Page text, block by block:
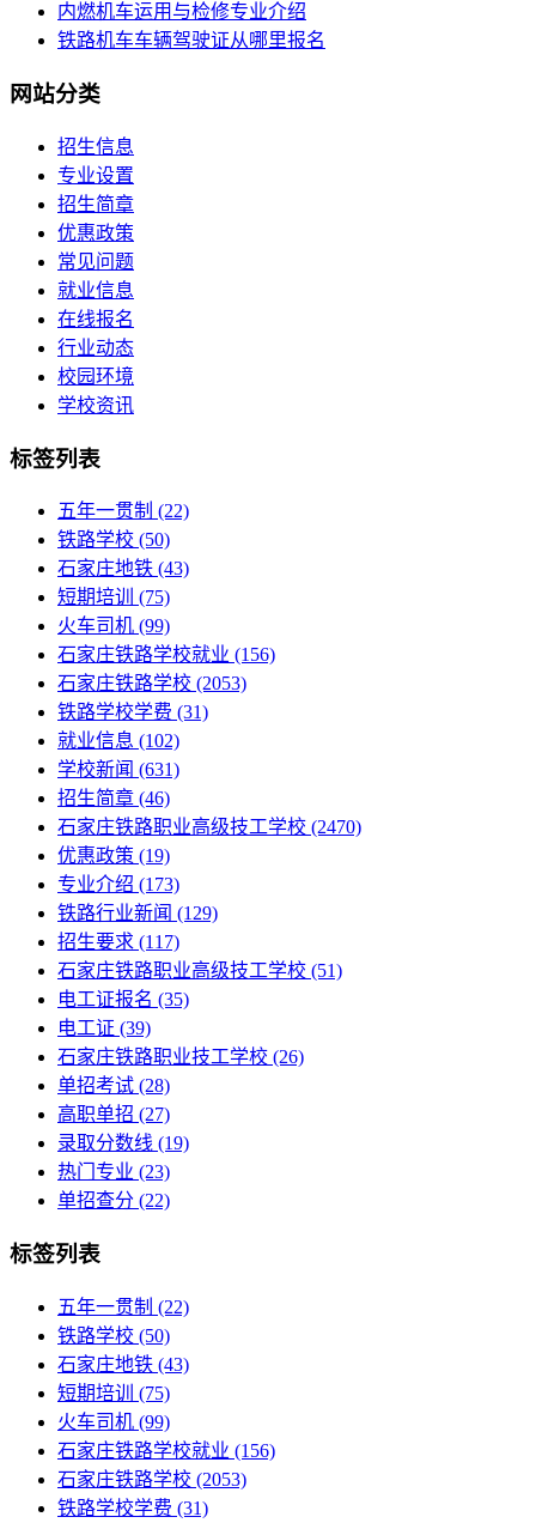
内燃机车运用与检修专业介绍
铁路机车车辆驾驶证从哪里报名
网站分类
招生信息
专业设置
招生简章
优惠政策
常见问题
就业信息
在线报名
行业动态
校园环境
学校资讯
标签列表
五年一贯制 (22)
铁路学校 (50)
石家庄地铁 (43)
短期培训
(75)
火车司机 (99)
石家庄铁路学校就业 (156)
石家庄铁路学校 (2053)
铁路学校学费 (31)
就业信息 (102)
学校新闻 (631)
招生简章 (46)
石家庄铁路职业高级技工学校 (2470)
优惠政策 (19)
专业介绍 (173)
铁路行业新闻 (129)
招生要求 (117)
石家庄铁路职业高级技工学校​ (51)
电工证报名 (35)
电工证 (39)
石家庄铁路职业技工学校 (26)
单招考试 (28)
高职单招 (27)
录取分数线 (19)
热门专业 (23)
单招查分 (22)
标签列表
五年一贯制 (22)
铁路学校 (50)
石家庄地铁 (43)
短期培训
(75)
火车司机 (99)
石家庄铁路学校就业 (156)
石家庄铁路学校 (2053)
铁路学校学费 (31)